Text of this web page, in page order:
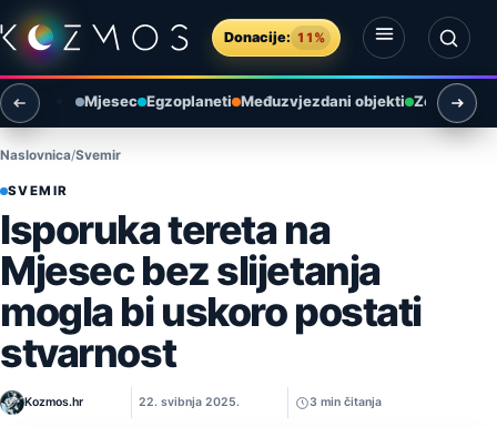
Preskoči na sadržaj
Donacije: 11%
Otvori izbornik
Otvori pretragu
Mjesec Egzoplaneti Međuzvjezdani objekti Zemlja i
Naslovnica Svemir
SVEMIR
Isporuka tereta na
Mjesec bez slijetanja
mogla bi uskoro postati
stvarnost
Kozmos.hr 22. svibnja 2025. 3 min čitanja